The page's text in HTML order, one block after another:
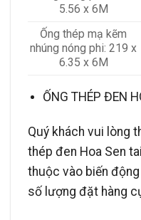
5.56 x 6M
Ống thép mạ kẽm
nhúng nóng phi: 219 x
6.35 x 6M
ỐNG THÉP ĐEN
Quý khách vui lòng
thép đen Hoa Sen
thuộc vào biến
số lượng đặt hàng